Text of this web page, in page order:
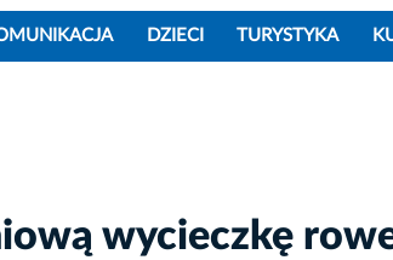
DZIECI TURYSTYKA
wycieczkę